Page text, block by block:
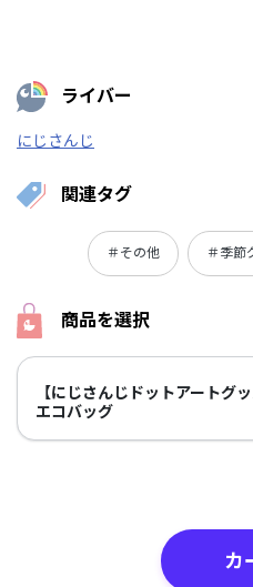
ライバー
にじさんじ
関連タグ
＃その他 ＃季節
商品を選択
【にじさんじドットアートグッ
エコバッグ
カ